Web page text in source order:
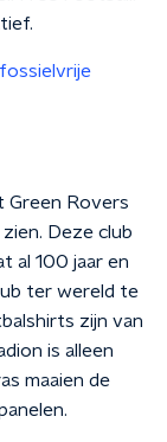
Green Rovers
Deze club
al 100 jaar en
ter wereld te
zijn van
is alleen
maaien de